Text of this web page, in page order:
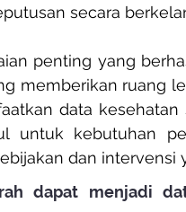
secara
penting yang
memberikan ruang
data kesehatan
untuk kebutuhan
dan intervensi
dapat menjadi